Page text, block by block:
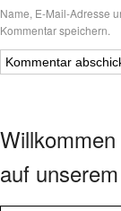
Name, E-Mail-Adresse
Kommentar speichern.
Willkommen
auf